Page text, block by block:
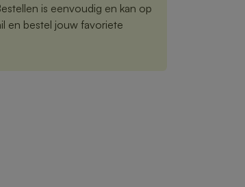
is eenvoudig en kan op
en bestel jouw favoriete